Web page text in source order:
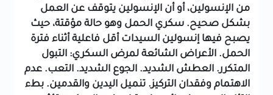
من الإنسولين، أو أن الإنسولين يتوقف عن العمل
بشكل صحيح. سكري الحمل وهو حالة مؤقتة، حيث
يصبح فيها إنسولين السيدات أقل فاعلية أثناء فترة
الحمل. الأعراض الشائعة لمرض السكري: التبول
المتكرر. العطش الشديد. الجوع الشديد. التعب. عدم
الاهتمام وفقدان التركيز. تنميل اليدين والقدمين. بطء